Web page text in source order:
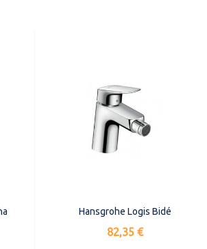
Hansgrohe Logis Bidé
Precio
82,35 €